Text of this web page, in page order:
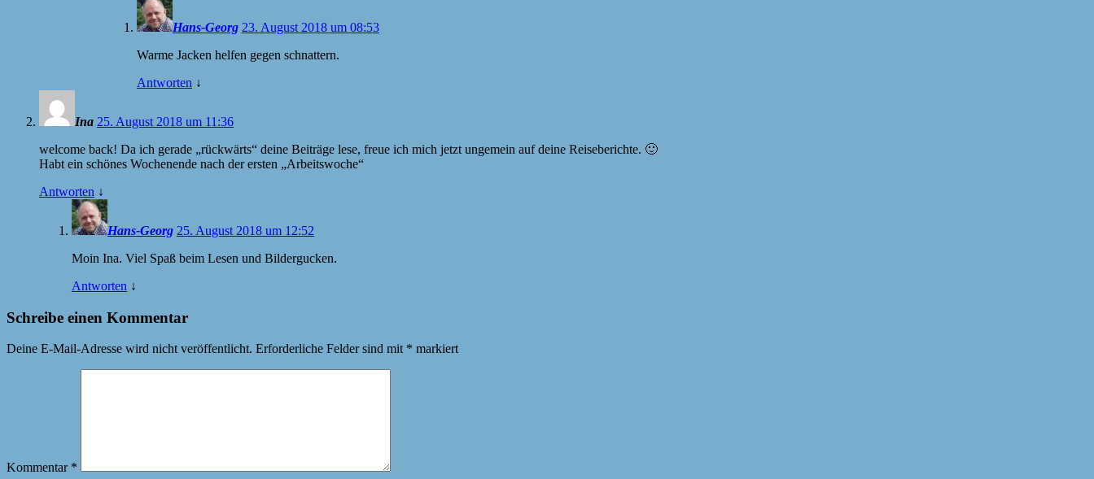
Hans-Georg 23. August 2018 um 08:53
Warme Jacken helfen gegen schnattern.
Antworten ↓
Ina 25. August 2018 um 11:36
welcome back! Da ich gerade „rückwärts“ deine Beiträge lese, freue ich mich jetzt ungemein auf deine Reiseberichte. 🙂
Habt ein schönes Wochenende nach der ersten „Arbeitswoche“
Antworten ↓
Hans-Georg 25. August 2018 um 12:52
Moin Ina. Viel Spaß beim Lesen und Bildergucken.
Antworten ↓
Schreibe einen Kommentar
Deine E-Mail-Adresse wird nicht veröffentlicht. Erforderliche Felder sind mit * markiert
Kommentar *